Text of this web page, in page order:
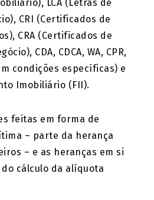
LCA (Letras de
CRI (Certificados de
CRA (Certificados de
CDA, CDCA, WA, CPR,
condições específicas) e
Imobiliário (FII).
feitas em forma de
– parte da herança
– e as heranças em si
cálculo da alíquota